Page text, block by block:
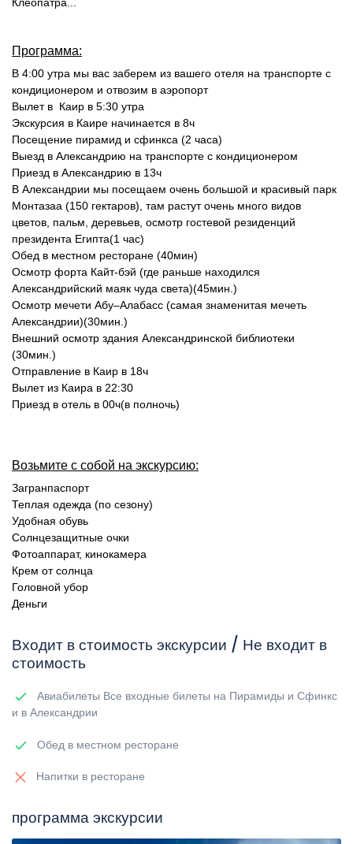
Программа:
В 4:00 утра мы вас заберем из вашего отеля на транспорте с
кондиционером и отвозим в аэропорт
Вылет в Каир в 5:30 утра
Экскурсия в Каире начинается в 8ч
Посещение пирамид и сфинкса (2 часа)
Выезд в Александрию на транспорте с кондиционером
Приезд в Александрию в 13ч
В Александрии мы посещаем очень большой и красивый парк
Монтазаа (150 гектаров), там растут очень много видов
цветов, пальм, деревьев, осмотр гостевой резиденций
президента Египта(1 час)
Обед в местном ресторане (40мин)
Осмотр форта Кайт-бэй (где раньше находился
Александрийский маяк чуда света)(45мин.)
Осмотр мечети Абу–Алабасс (самая знаменитая мечеть
Александрии)(30мин.)
Внешний осмотр здания Александринской библиотеки
(30мин.)
Отправление в Каир в 18ч
Вылет из Каира в 22:30
Приезд в отель в 00ч(в полночь)
Возьмите с собой на экскурсию:
Загранпаспорт
Теплая одежда (по сезону)
Удобная обувь
Солнцезащитные очки
Фотоаппарат, кинокамера
Крем от солнца
Головной убор
Деньги
Входит в стоимость экскурсии / Не входит в
стоимость
Авиабилеты Все входные билеты на Пирамиды и Сфинкс
и в Александрии
Обед в местном ресторане
Напитки в ресторане
программа экскурсии